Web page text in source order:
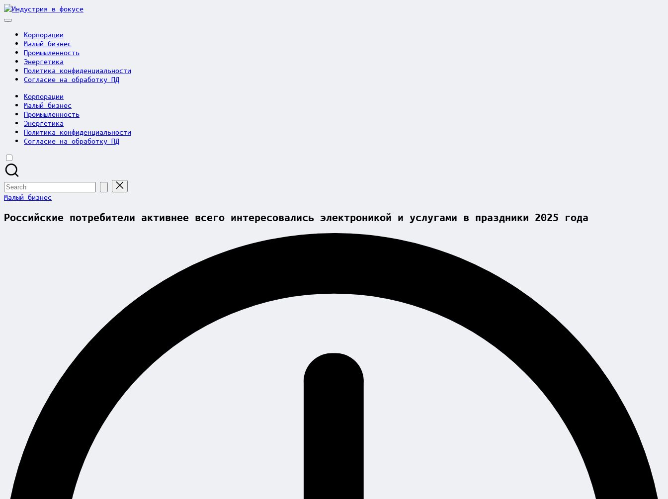
Skip
to
Индустрия
Корпорации
Малый бизнес
Промышленность
Энергетика
Политика конфиденциальности
Согласие на обработку ПД
Корпорации
Малый бизнес
Промышленность
Энергетика
Политика конфиденциальности
Согласие на обработку ПД
Search
for:
Posted
Малый бизнес
Российские потребители активнее всего интересовались электроникой и услугами в праздники 2025 года